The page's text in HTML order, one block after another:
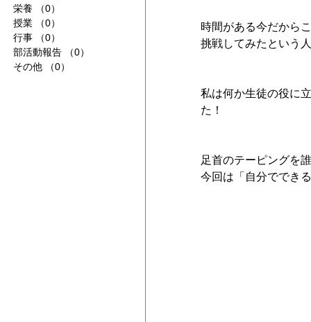
栄養
（0）
授業
（0）
行事
（0）
部活動報告
（0）
その他
（0）
時間がある今だから
挑戦してみたという
私は何か生徒の役に
た！
足首のテーピングを
今回は「自分ででき